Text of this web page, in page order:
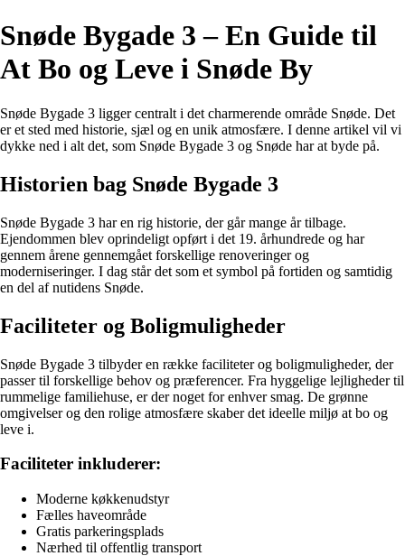
Snøde Bygade 3 – En Guide til
At Bo og Leve i Snøde By
Snøde Bygade 3 ligger centralt i det charmerende område Snøde. Det
er et sted med historie, sjæl og en unik atmosfære. I denne artikel vil vi
dykke ned i alt det, som Snøde Bygade 3 og Snøde har at byde på.
Historien bag Snøde Bygade 3
Snøde Bygade 3 har en rig historie, der går mange år tilbage.
Ejendommen blev oprindeligt opført i det 19. århundrede og har
gennem årene gennemgået forskellige renoveringer og
moderniseringer. I dag står det som et symbol på fortiden og samtidig
en del af nutidens Snøde.
Faciliteter og Boligmuligheder
Snøde Bygade 3 tilbyder en række faciliteter og boligmuligheder, der
passer til forskellige behov og præferencer. Fra hyggelige lejligheder til
rummelige familiehuse, er der noget for enhver smag. De grønne
omgivelser og den rolige atmosfære skaber det ideelle miljø at bo og
leve i.
Faciliteter inkluderer:
Moderne køkkenudstyr
Fælles haveområde
Gratis parkeringsplads
Nærhed til offentlig transport